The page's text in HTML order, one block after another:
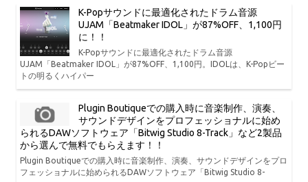
K-Popサウンドに最適化されたドラム音源
UJAM「Beatmaker IDOL」が87%OFF、1,100円
に！！
K-Popサウンドに最適化されたドラム音源
UJAM「Beatmaker IDOL」が87%OFF、1,100円。IDOLは、K-Popビー
トの明るくハイパー
Plugin Boutiqueでの購入時に音楽制作、演奏、
サウンドデザインをプロフェッショナルに始め
られるDAWソフトウェア「Bitwig Studio 8-Track」など2製品
から選んで無料でもらえます！！
Plugin Boutiqueでの購入時に音楽制作、演奏、サウンドデザインをプロ
フェッショナルに始められるDAWソフトウェア「Bitwig Studio 8-